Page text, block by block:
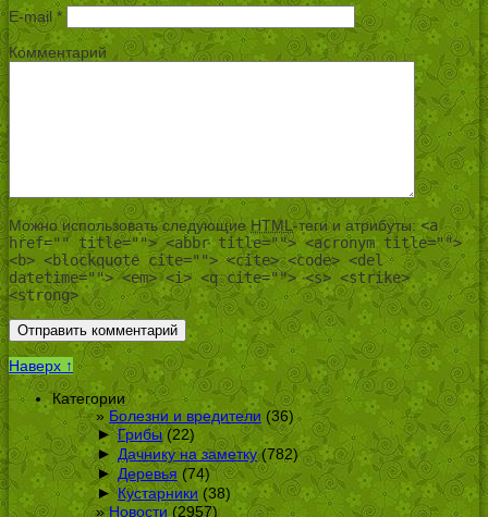
E-mail*
Комментарий
Можно использовать следующие HTML-теги и атрибуты: <a
href="" title=""> <abbr title=""> <acronym title="">
<b> <blockquote cite=""> <cite> <code> <del
datetime=""> <em> <i> <q cite=""> <s> <strike>
<strong>
Наверх ↑
Категории
Болезни и вредители (36)
► Грибы(22)
► Дачнику на заметку(782)
► Деревья (74)
► Кустарники (38)
Новости (2957)